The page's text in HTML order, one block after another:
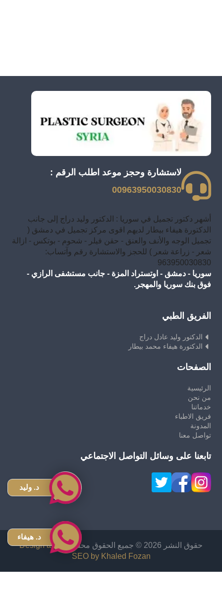
لاستشارة وحجز موعد اطلب الرقم :
00963950030830
أشهر دكتور تجميل في سوريا : الدكتور وليد دراج إلى جانب
الدكتورة هيفاء بيطار لديهم اقوى مركز تجميل في دمشق (
تجميل الوجه والأنف والعنق - حقن فيلر - شحوم - بوتكس - ازالة
شعر - زراعة شعر ) للحجز والاستشارة رقم وآتساب:
963950030830
سوريا - دمشق - اوتستراد المزة - جانب مستشفى الرازي -
فوق بنك سوريا والمهجر.
الفريق الطبي
الدكتور وليد عادل دراج
الدكتورة هيفاء محمد بيطار
الصفحات
الرئيسية
من نحن
خدماتنا
فريق الاطباء
المدونة
تواصل معنا
تابعنا على وسائل التواصل الاجتماعي
حقوق النشر 2026 © جميع الحقوق محفوظة
Design and
SEO by Khaled Fozan
د. وليد
د. هيفاء